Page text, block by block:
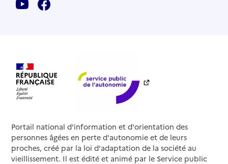
Portail national d'information et d'orientation des
personnes âgées en perte d'autonomie et de leurs
proches, créé par la loi d'adaptation de la société au
vieillissement. Il est édité et animé par le Service public